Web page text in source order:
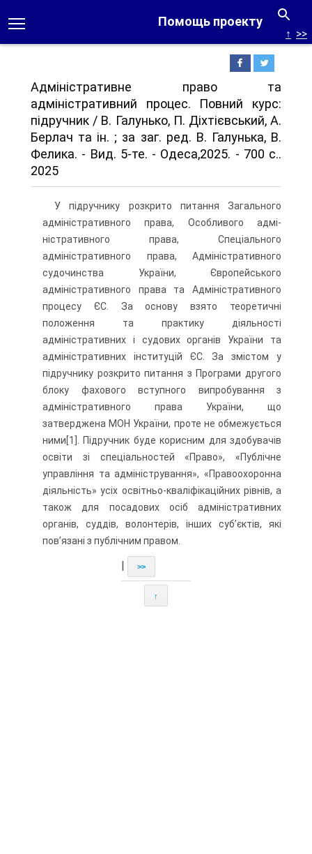
Помощь проекту
↑ >>
Адміністративне право та
адміністративний процес. Повний курс:
підручник / В. Галунько, П. Діхтієвський, А.
Берлач та ін. ; за заг. ред. В. Галунька, В.
Фелика. - Вид. 5-те. - Одеса,2025. - 700 с..
2025
У підручнику розкрито питання Загального
адміністративного права, Особливого адмі­
ністративного права, Спеціального
адміністративного права, Адміністративного
судочинства України, Європейського
адміністративного права та Адміністративного
процесу ЄС. За основу взято теоретичні
положення та практику діяльності
адміністративних і судових органів України та
адміністративних інституцій ЄС. За змістом у
підручнику розкрито питання з Програми другого
блоку фахового вступного випробування з
адміністративного права України, що
затверджена МОН України, проте не обмежується
ними[1]. Підручник буде корисним для здобувачів
освіти зі спеціальностей «Право», «Публічне
управління та адміністрування», «Правоохоронна
діяльність» усіх освітньо-кваліфікаційних рівнів, а
також для посадових осіб адміністративних
органів, суддів, волонтерів, інших суб’єк­тів, які
пов’язані з публічним правом.
>>
↑